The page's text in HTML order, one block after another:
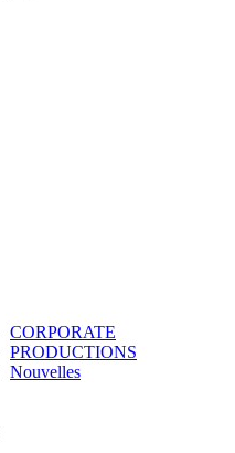
CORPORATE
PRODUCTIONS
Nouvelles